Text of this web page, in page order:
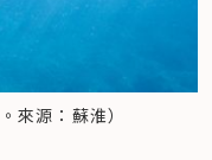
來源：蘇淮）